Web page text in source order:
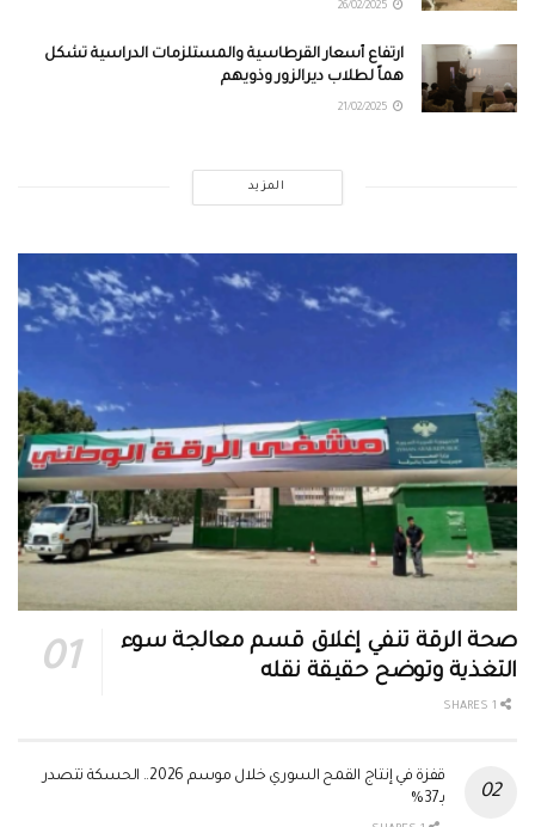
ارتفاع أسعار القرطاسية والمستلزمات الدراسية تشكل
هماً لطلاب ديرالزور وذويهم
المزيد
صحة الرقة تنفي إغلاق قسم معالجة سوء
التغذية وتوضح حقيقة نقله
قفزة في إنتاج القمح السوري خلال موسم 2026.. الحسكة تتصدر
بـ37%